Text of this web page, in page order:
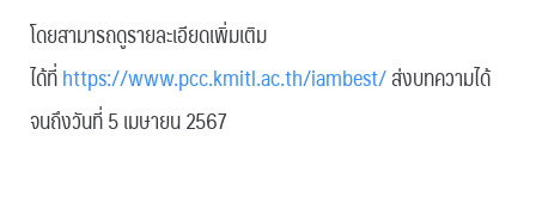
โดยสามารถดูรายละเอียดเพิ่มเติม
ได้ที่https://www.pcc.kmitl.ac.th/iambest/ส่งบทความได้
จนถึงวันที่ 5 เมษายน 2567